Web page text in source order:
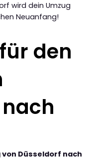
wird dein Umzug
Neuanfang!
den
Düsseldorf nach